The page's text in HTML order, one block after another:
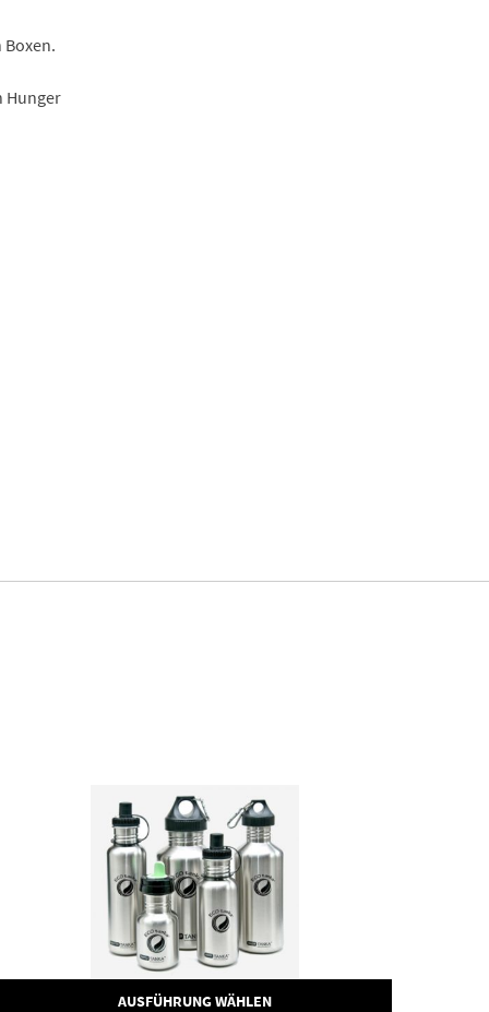
Hunger
AUSFÜHRUNG WÄHLEN